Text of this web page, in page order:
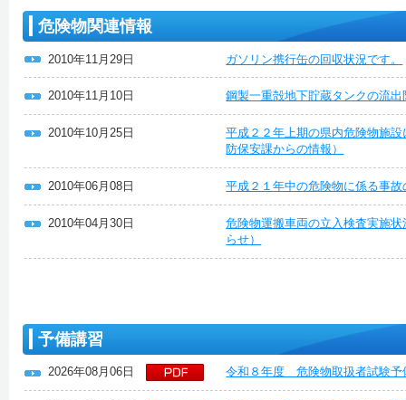
危険物関連情報
2010年11月29日 ガソリン携行缶の回収状況です。
2010年11月10日 鋼製一重殻地下貯蔵タンクの流
2010年10月25日
平成２２年上期の県内危険物施
防保安課からの情報）
2010年06月08日 平成２１年中の危険物に係る事
2010年04月30日
危険物運搬車両の立入検査実施
らせ）
予備講習
2026年08月06日 令和８年度 危険物取扱者試験